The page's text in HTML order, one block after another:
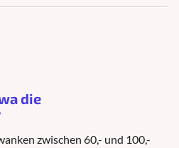
die
zwischen 60,- und 100,-